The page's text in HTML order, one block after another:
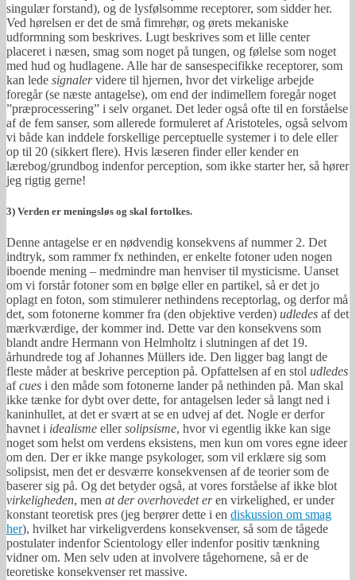
singulær forstand), og de lysfølsomme receptorer, som sidder her.
Ved hørelsen er det de små fimrehør, og ørets mekaniske
udformning som beskrives. Lugt beskrives som et lille center
placeret i næsen, smag som noget på tungen, og følelse som noget
med hud og hudlagene. Alle har de sansespecifikke receptorer, som
kan lede signalervidere til hjernen, hvor det virkelige arbejde
foregår (se næste antagelse), om end der indimellem foregår noget
”præprocessering” i selv organet. Det leder også ofte til en forståelse
af de fem sanser, som allerede formuleret af Aristoteles, også selvom
vi både kan inddele forskellige perceptuelle systemer i to dele eller
op til 20 (sikkert flere). Hvis læseren finder eller kender en
lærebog/grundbog indenfor perception, som ikke starter her, så hører
jeg rigtig gerne!
3) Verden er meningsløs og skal fortolkes.
Denne antagelse er en nødvendig konsekvens af nummer 2. Det
indtryk, som rammer fx nethinden, er enkelte fotoner uden nogen
iboende mening – medmindre man henviser til mysticisme. Uanset
om vi forstår fotoner som en bølge eller en partikel, så er det jo
oplagt en foton, som stimulerer nethindens receptorlag, og derfor må
det, som fotonerne kommer fra (den objektive verden) udledes af det
mærkværdige, der kommer ind. Dette var den konsekvens som
blandt andre Hermann von Helmholtz i slutningen af det 19.
århundrede tog af Johannes Müllers ide. Den ligger bag langt de
fleste måder at beskrive perception på. Opfattelsen af en stol udledes
afcues i den måde som fotonerne lander på nethinden på. Man skal
ikke tænke for dybt over dette, for antagelsen leder så langt ned i
kaninhullet, at det er svært at se en udvej af det. Nogle er derfor
havnet i idealisme ellersolipsisme, hvor vi egentlig ikke kan sige
noget som helst om verdens eksistens, men kun om vores egne ideer
om den. Der er ikke mange psykologer, som vil erklære sig som
solipsist, men det er desværre konsekvensen af de teorier som de
baserer sig på. Og det betyder også, at vores forståelse af ikke blot
virkeligheden, men at der overhovedet eren virkelighed, er under
konstant teoretisk pres (jeg berører dette i en diskussion om smag
her), hvilket har virkeligverdens konsekvenser, så som de tågede
postulater indenfor Scientology eller indenfor positiv tænkning
vidner om. Men selv uden at involvere tågehornene, så er de
teoretiske konsekvenser ret massive.